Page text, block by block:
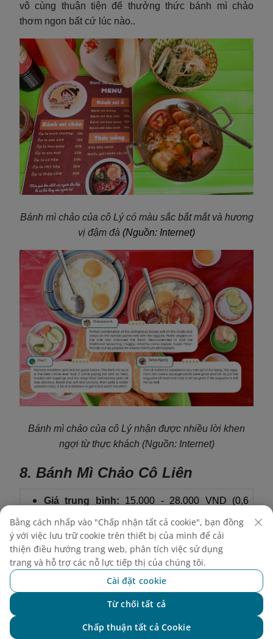
vô cùng thuận tiện để thưởng thức bánh mì chảo
thơm ngon bất cứ lúc nào..
Bánh mì chảo của cô Lý có màu sắc bắt mắt và hương
vị đậm đà (Nguồn: Internet)
Bánh mì chảo của cô Lý nhận được nhiều lời khen
ngợi từ thực khách (Nguồn: Internet)
8. Bánh Mì Chảo Cô Liên
Giá trung bình: 15.000 - 28.000 VND (0,6
USD - 1,1 USD)
Giờ mở cửa:6:00 sáng - 2:00 chiều
Ăn tại chỗ và mang đi:Có chỗ ngồi
Địa chỉ: 40 Nguyễn Hoàng, Quận Hải Châu,
Thành phố Đà Nẵng
chảo độc đáo. Cô Liên tỉ mỉ trong việc lựa chọn thịt
Bằng cách nhấp vào "Chấp nhận tất cả cookie", bạn đồng
ý với việc lưu trữ cookie trên thiết bị của mình để cải
thiện điều hướng trang web, phân tích việc sử dụng
trang và hỗ trợ các nỗ lực tiếp thị của chúng tôi.
Cài đặt cookie
Từ chối tất cả
Chấp thuận tất cả Cookie